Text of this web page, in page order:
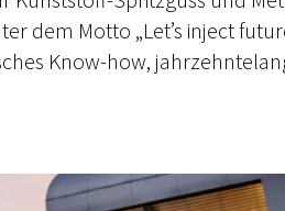
dem Motto „Let’s inject
Know-how,